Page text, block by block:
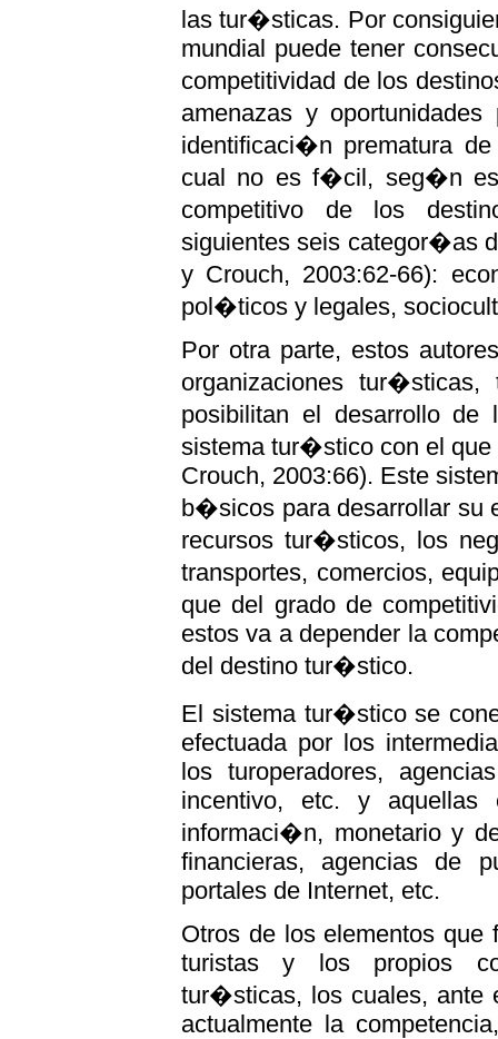
las tur�sticas. Por
mundial puede tener
competitividad de los
amenazas y
identificaci�n prematura
cual no es f�cil, seg�n
competitivo de los
siguientes seis categor�as
y Crouch, 2003:62-66):
pol�ticos y legales,
Por otra parte, estos
organizaciones
posibilitan el desarrollo
sistema tur�stico con el que
Crouch, 2003:66). Este
b�sicos para desarrollar su
recursos tur�sticos, los
transportes, comercios,
que del grado de
estos va a depender la
del destino tur�stico.
El sistema tur�stico se
efectuada por los
los turoperadores,
incentivo, etc. y
informaci�n, monetario y
financieras, agencias de
portales de Internet, etc.
Otros de los elementos que
turistas y los propios
tur�sticas, los cuales, ante
actualmente la